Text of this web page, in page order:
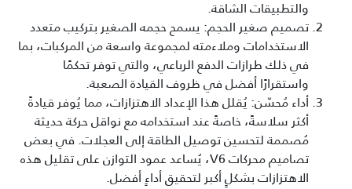
والتطبيقات الشاقة.
تصميم صغير الحجم: يسمح حجمه الصغير بتركيب متعدد
الاستخدامات وملاءمته لمجموعة واسعة من المركبات، بما
في ذلك طرازات الدفع الرباعي، والتي توفر تحكمًا
واستقرارًا أفضل في ظروف القيادة الصعبة.
أداء مُحسّن: يُقلل هذا الإعداد الاهتزازات، مما يُوفر قيادةً
أكثر سلاسةً، خاصةً عند استخدامه مع نواقل حركة حديثة
مُصممة لتحسين توصيل الطاقة إلى العجلات. في بعض
تصاميم محركات V6، يُساعد عمود التوازن على تقليل هذه
الاهتزازات بشكلٍ أكبر لتحقيق أداءٍ أفضل.